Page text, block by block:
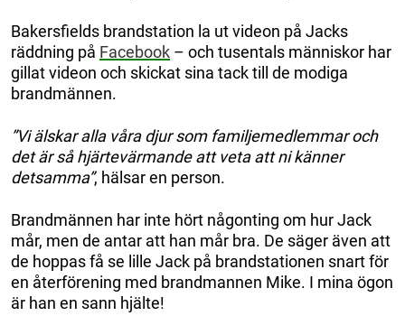
Bakersfields brandstation la ut videon på Jacks
räddning på Facebook – och tusentals människor har
gillat videon och skickat sina tack till de modiga
brandmännen.
”Vi älskar alla våra djur som familjemedlemmar och
det är så hjärtevärmande att veta att ni känner
detsamma”, hälsar en person.
Brandmännen har inte hört någonting om hur Jack
mår, men de antar att han mår bra. De säger även att
de hoppas få se lille Jack på brandstationen snart för
en återförening med brandmannen Mike. I mina ögon
är han en sann hjälte!